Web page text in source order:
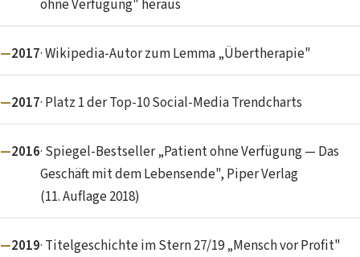
ohne Verfügung" heraus
2017· Wikipedia-Autor zum Lemma „Übertherapie"
2017· Platz 1 der Top-10 Social-Media Trendcharts
2016· Spiegel-Bestseller „Patient ohne Verfügung — Das
Geschäft mit dem Lebensende", Piper Verlag
(11. Auflage 2018)
2019· Titelgeschichte im Stern 27/19 „Mensch vor Profit"